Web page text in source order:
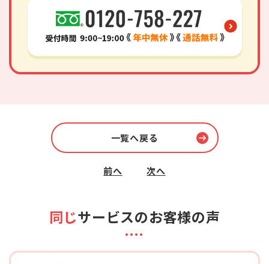
前へ
一覧へ戻る
次へ
同じサービスのお客様の声